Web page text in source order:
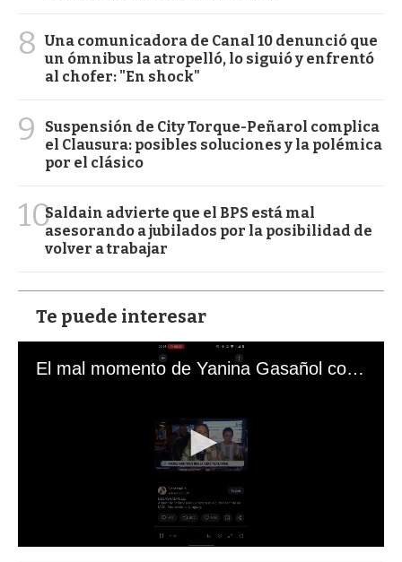
8 Una comunicadora de Canal 10 denunció que
un ómnibus la atropelló, lo siguió y enfrentó
al chofer: "En shock"
9
Suspensión de City Torque-Peñarol complica
el Clausura: posibles soluciones y la polémica
por el clásico
10Saldain advierte que el BPS está mal
asesorando a jubilados por la posibilidad de
volver a trabajar
Te puede interesar
El mal momento de Yanina Gasañol con un hincha argentino en "Subrayado"